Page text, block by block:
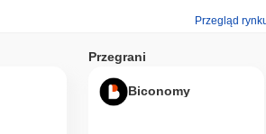
kilka praktycznych zastosowań dla
STG jest głównie używany do zarządzania,
uczestniczyć w procesach decyzyjnych
protokołu. Użytkownicy mogą stakować
Przegląd
Przegrani
Biconomy